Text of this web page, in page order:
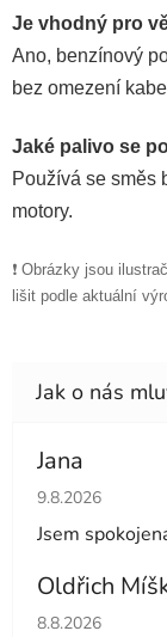
Je vhodný pro
Ano, benzínový
bez omezení
Jaké palivo se
Používá se směs
motory.
❗ Obrázky jsou
lišit podle aktuální
Jana
Hodnocení
9.8.2026
Jsem
Oldřich
Hodnocení
8.8.2026